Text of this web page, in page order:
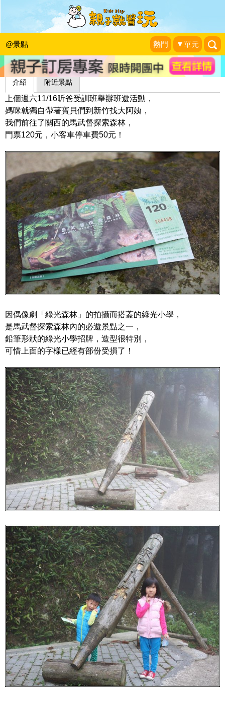
@景點 熱門 ▼單元
馬武督探索森林：享受森林芬多精
昕滿奕足
介紹 附近景點
上個週六11/16昕爸受訓班舉辦班遊活動，
媽咪就獨自帶著寶貝們到新竹找大阿姨，
我們前往了關西的馬武督探索森林，
門票120元，小客車停車費50元！
因偶像劇「綠光森林」的拍攝而搭蓋的綠光小學，
是馬武督探索森林內的必遊景點之一，
鉛筆形狀的綠光小學招牌，造型很特別，
可惜上面的字樣已經有部份受損了！